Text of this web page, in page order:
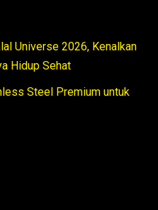
Universe 2026, Kenalkan
Hidup Sehat
Steel Premium untuk